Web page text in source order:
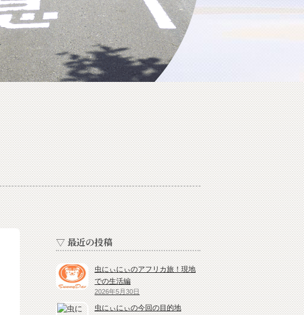
▽ 最近の投稿
虫にぃにぃのアフリカ旅！現地
での生活編
2026年5月30日
虫にぃにぃの今回の目的地